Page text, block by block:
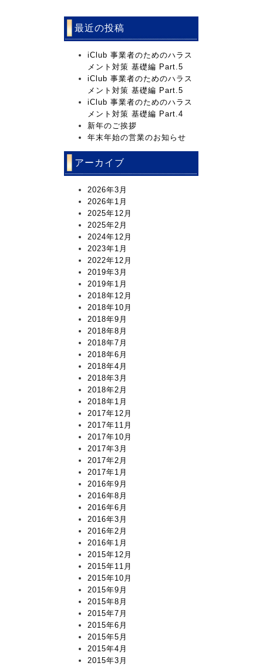
最近の投稿
iClub 事業者のためのハラス
メント対策 基礎編 Part.5
iClub 事業者のためのハラス
メント対策 基礎編 Part.5
iClub 事業者のためのハラス
メント対策 基礎編 Part.4
新年のご挨拶
年末年始の営業のお知らせ
アーカイブ
2026年3月
2026年1月
2025年12月
2025年2月
2024年12月
2023年1月
2022年12月
2019年3月
2019年1月
2018年12月
2018年10月
2018年9月
2018年8月
2018年7月
2018年6月
2018年4月
2018年3月
2018年2月
2018年1月
2017年12月
2017年11月
2017年10月
2017年3月
2017年2月
2017年1月
2016年9月
2016年8月
2016年6月
2016年3月
2016年2月
2016年1月
2015年12月
2015年11月
2015年10月
2015年9月
2015年8月
2015年7月
2015年6月
2015年5月
2015年4月
2015年3月